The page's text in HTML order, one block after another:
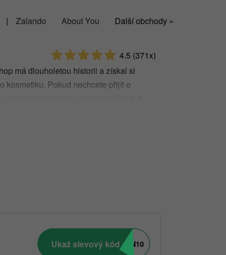
| Zalando About You Další obchody »
4.5 (371x)
má dlouholetou historii a získal si
kosmetiku. Pokud nechcete přijít o
Ukaž slevový kódROSALGIN10